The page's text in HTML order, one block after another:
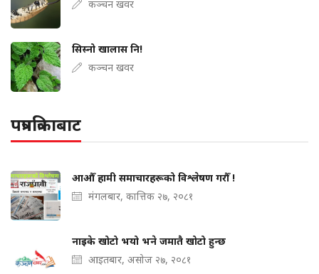
कञ्चन खवर
सिस्नो खालास नि!
कञ्चन खवर
पत्रपत्रिकाबाट
आऔँ हामी समाचारहरूको विश्लेषण गरौँ !
मंगलबार, कात्तिक २७, २०८१
नाइके खोटो भयो भने जमातै खोटो हुन्छ
आइतबार, असोज २७, २०८१